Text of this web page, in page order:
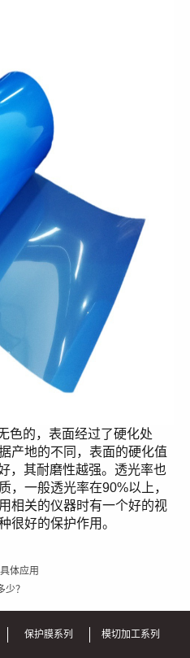
色的，表面经过了硬化处
产地的不同，表面的硬化值
，其耐磨性越强。透光率也
，一般透光率在90%以上，
相关的仪器时有一个好的视
很好的保护作用。
体应用
？
保护膜系列 模切加工系列